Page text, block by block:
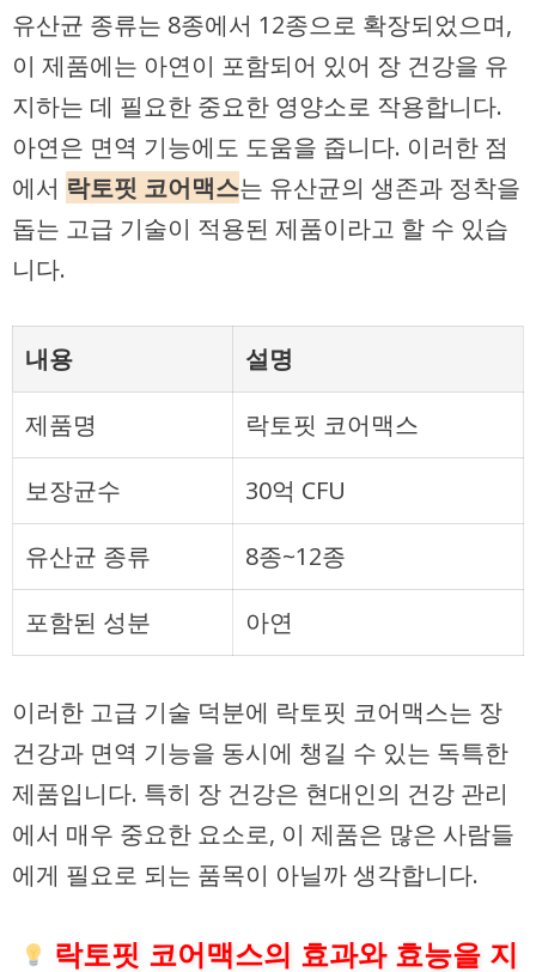
유산균 종류는 8종에서 12종으로 확장되었으며,
이 제품에는 아연이 포함되어 있어 장 건강을 유
지하는 데 필요한 중요한 영양소로 작용합니다.
아연은 면역 기능에도 도움을 줍니다. 이러한 점
에서 락토핏 코어맥스는 유산균의 생존과 정착을
돕는 고급 기술이 적용된 제품이라고 할 수 있습
니다.
내용 설명
제품명 락토핏 코어맥스
보장균수 30억 CFU
유산균 종류 8종~12종
포함된 성분 아연
이러한 고급 기술 덕분에 락토핏 코어맥스는 장
건강과 면역 기능을 동시에 챙길 수 있는 독특한
제품입니다. 특히 장 건강은 현대인의 건강 관리
에서 매우 중요한 요소로, 이 제품은 많은 사람들
에게 필요로 되는 품목이 아닐까 생각합니다.
락토핏 코어맥스의 효과와 효능을 지